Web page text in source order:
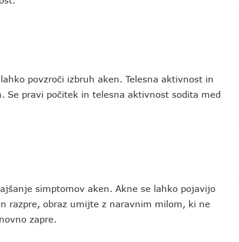
povzroči izbruh aken. Telesna aktivnost in
Se pravi počitek in telesna aktivnost sodita med
simptomov aken. Akne se lahko pojavijo
razpre, obraz umijte z naravnim milom, ki ne
zapre.